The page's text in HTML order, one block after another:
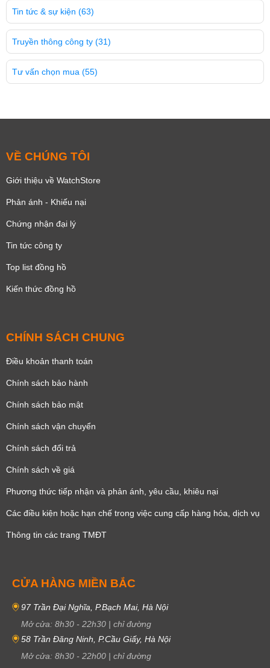
Tin tức & sự kiện (63)
Truyền thông công ty (31)
Tư vấn chọn mua (55)
VỀ CHÚNG TÔI
Giới thiệu về WatchStore
Phản ánh - Khiếu nại
Chứng nhận đại lý
Tin tức công ty
Top list đồng hồ
Kiến thức đồng hồ
CHÍNH SÁCH CHUNG
Điều khoản thanh toán
Chính sách bảo hành
Chính sách bảo mật
Chính sách vận chuyển
Chính sách đổi trả
Chính sách về giá
Phương thức tiếp nhận và phản ánh, yêu cầu, khiêu nại
Các điều kiện hoặc hạn chế trong việc cung cấp hàng hóa, dịch vụ
Thông tin các trang TMĐT
CỬA HÀNG MIỀN BẮC
97 Trần Đại Nghĩa, P.Bạch Mai, Hà Nội
Mở cửa: 8h30 - 22h30 | chỉ đường
58 Trần Đăng Ninh, P.Cầu Giấy, Hà Nội
Mở cửa: 8h30 - 22h00 | chỉ đường